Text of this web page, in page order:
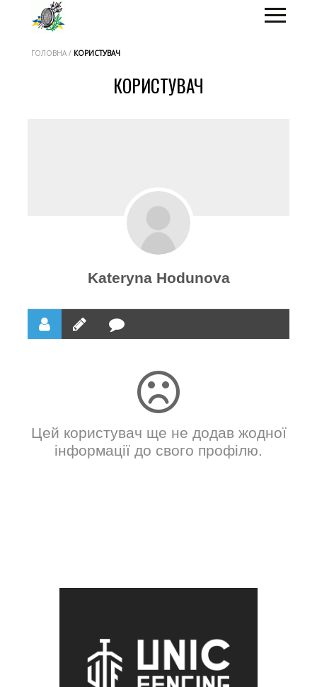
ГОЛОВНА / КОРИСТУВАЧ
КОРИСТУВАЧ
Kateryna Hodunova
Цей користувач ще не додав жодної
інформації до свого профілю.